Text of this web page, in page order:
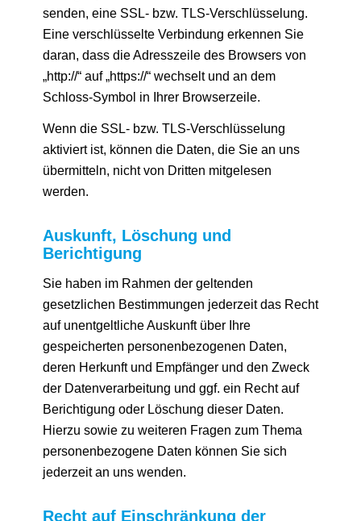
senden, eine SSL- bzw. TLS-Verschlüsselung.
Eine verschlüsselte Verbindung erkennen Sie
daran, dass die Adresszeile des Browsers von
„http://“ auf „https://“ wechselt und an dem
Schloss-Symbol in Ihrer Browserzeile.
Wenn die SSL- bzw. TLS-Verschlüsselung
aktiviert ist, können die Daten, die Sie an uns
übermitteln, nicht von Dritten mitgelesen
werden.
Auskunft, Löschung und
Berichtigung
Sie haben im Rahmen der geltenden
gesetzlichen Bestimmungen jederzeit das Recht
auf unentgeltliche Auskunft über Ihre
gespeicherten personenbezogenen Daten,
deren Herkunft und Empfänger und den Zweck
der Datenverarbeitung und ggf. ein Recht auf
Berichtigung oder Löschung dieser Daten.
Hierzu sowie zu weiteren Fragen zum Thema
personenbezogene Daten können Sie sich
jederzeit an uns wenden.
Recht auf Einschränkung der